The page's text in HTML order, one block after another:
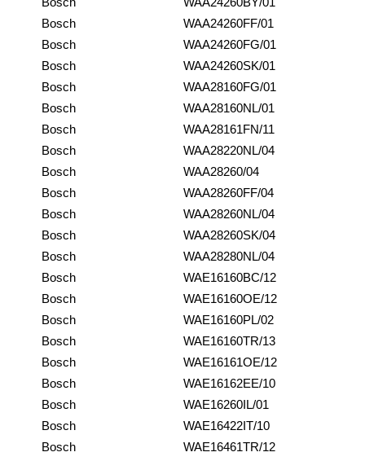
Bosch
WAA24260FF/01
Bosch
WAA24260FG/01
Bosch
WAA24260SK/01
Bosch
WAA28160FG/01
Bosch
WAA28160NL/01
Bosch
WAA28161FN/11
Bosch
WAA28220NL/04
Bosch
WAA28260/04
Bosch
WAA28260FF/04
Bosch
WAA28260NL/04
Bosch
WAA28260SK/04
Bosch
WAA28280NL/04
Bosch
WAE16160BC/12
Bosch
WAE16160OE/12
Bosch
WAE16160PL/02
Bosch
WAE16160TR/13
Bosch
WAE16161OE/12
Bosch
WAE16162EE/10
Bosch
WAE16260IL/01
Bosch
WAE16422IT/10
Bosch
WAE16461TR/12